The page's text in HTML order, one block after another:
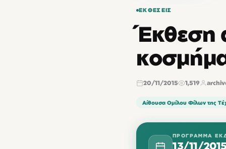
ΕΚΘΈΣΕΙΣ
Έκθεση
20/11/2015 1,519
Αίθουσα Ομίλου Φίλων της
ΠΡΌΓΡΑΜΜΑ
13/11/